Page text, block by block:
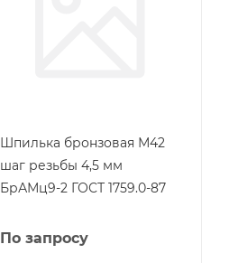
Шпилька бронзовая М42
шаг резьбы 4,5 мм
БрАМц9-2 ГОСТ 1759.0-87
По запросу